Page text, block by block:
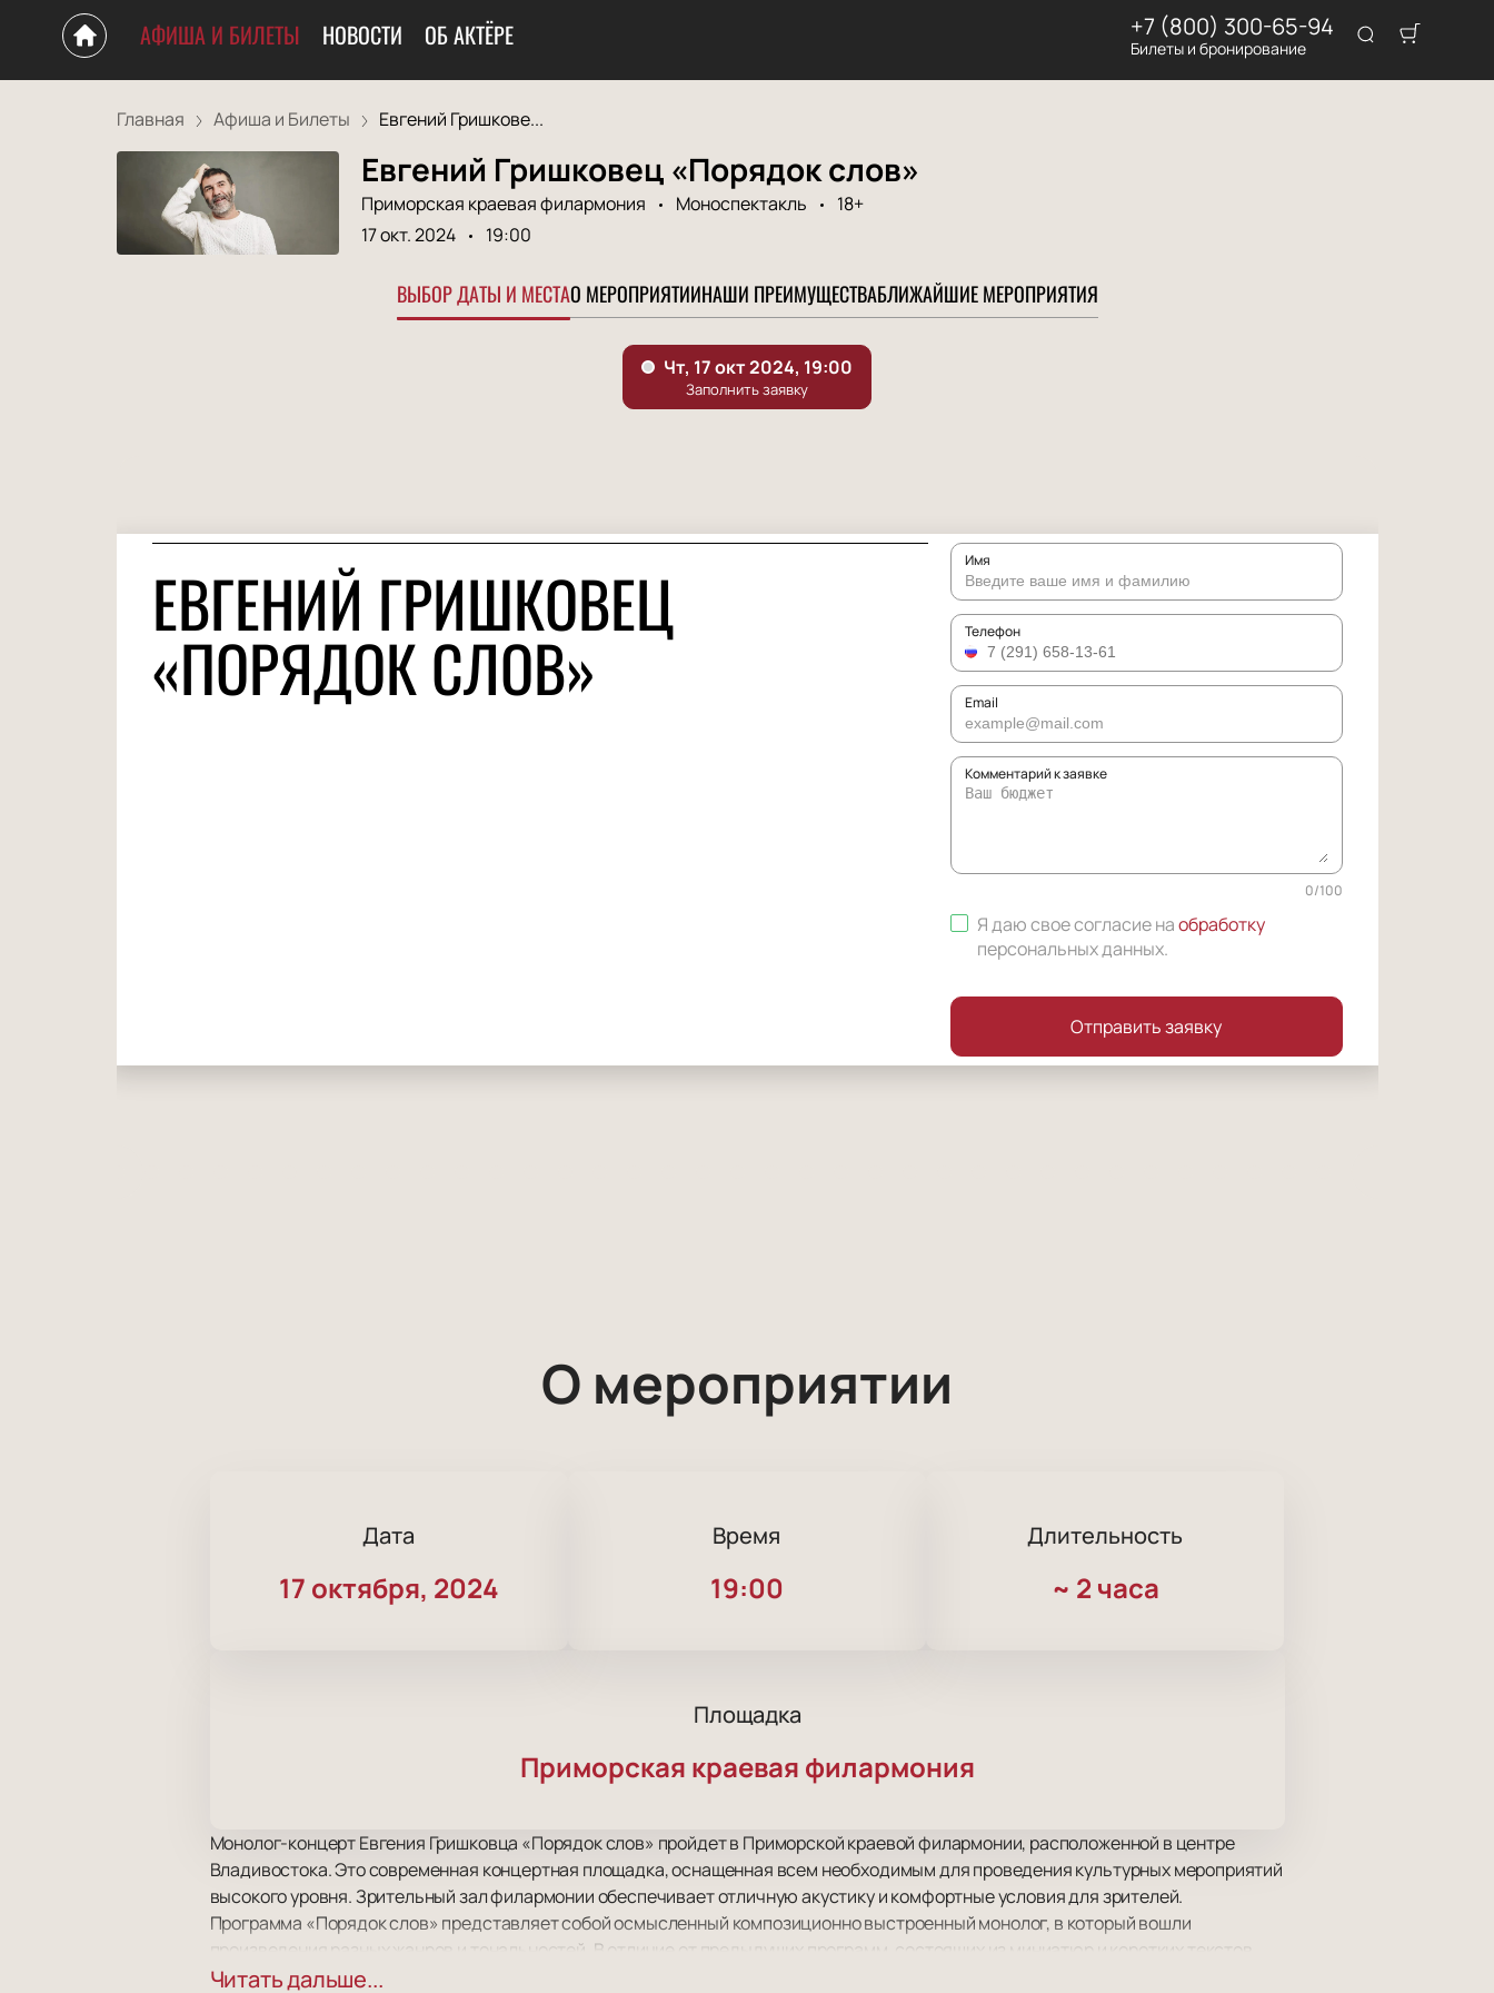
АФИША И БИЛЕТЫ НОВОСТИ ОБ АКТЁРЕ +7 (800) 300-65-94
Билеты и бронирование
Главная Афиша и Билеты Евгений Гришкове...
Евгений Гришковец «Порядок слов»
Приморская краевая филармония Моноспектакль
18+
17 окт. 2024
19:00
ВЫБОР ДАТЫ И МЕСТАО МЕРОПРИЯТИИНАШИ ПРЕИМУЩЕСТВАБЛИЖАЙШИЕ МЕРОПРИЯТИЯ
ЕВГЕНИЙ ГРИШКОВЕЦ
«ПОРЯДОК СЛОВ»
Имя
Телефон
Email
Комментарий к заявке
0/100
Я даю свое согласие наобработку
персональных данных.
Отправить заявку
О мероприятии
Дата
17 октября, 2024
Время
19:00
Длительность
~ 2 часа
Площадка
Приморская краевая филармония
Монолог-концерт Евгения Гришковца «Порядок слов» пройдет в Приморской краевой филармонии, расположенной в центре
Владивостока. Это современная концертная площадка, оснащенная всем необходимым для проведения культурных мероприятий
высокого уровня. Зрительный зал филармонии обеспечивает отличную акустику и комфортные условия для зрителей.
Программа «Порядок слов» представляет собой осмысленный композиционно выстроенный монолог, в который вошли
произведения разных жанров и тональностей. В отличие от предыдущих программ, состоящих из миниатюр и коротких текстов
разных лет, этот концерт является результатом концентрированной работы автора. Все части программы свежие и современные,
Читать дальше...